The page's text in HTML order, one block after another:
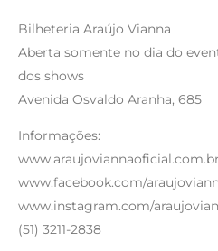
Bilheteria Araújo Vianna
Aberta somente no dia do
dos shows
Avenida Osvaldo Aranha, 685
Informações:
www.araujoviannaoficial.com.br
www.facebook.com/
www.instagram.com/
(51) 3211-2838